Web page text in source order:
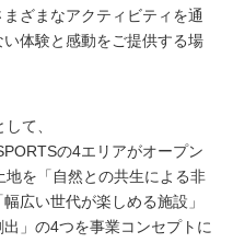
ざまなアクティビティを通
体験と感動をご提供する場
て、
の4エリアがオープン
地を「自然との共生による非
広い世代が楽しめる施設」
出」の4つを事業コンセプトに